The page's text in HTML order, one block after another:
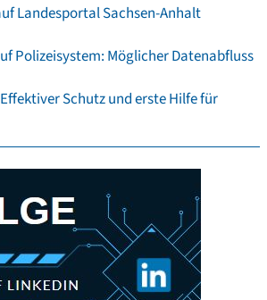
Landesportal Sachsen-Anhalt
Polizeisystem: Möglicher Datenabfluss
Schutz und erste Hilfe für